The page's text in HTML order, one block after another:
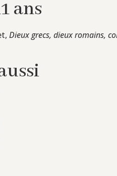
ans
Dieux grecs, dieux romains,